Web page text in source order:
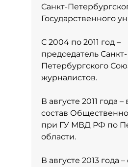
Санкт-
Государственного
С 2004 по 2011 год –
председатель Санкт-
Петербургского
журналистов.
В августе 2011 года
состав
при ГУ МВД РФ по
области.
В августе 2013 года